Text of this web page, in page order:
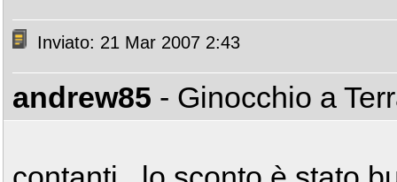
Inviato: 21 Mar 2007 2:43
andrew85 - Ginocchio a